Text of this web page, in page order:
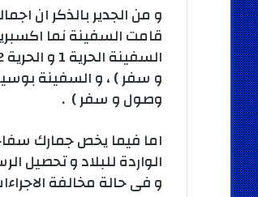
وصول و سفر ) .
اما فيما يخص جمارك
الواردة للبلاد و تحصيل
و فى حالة مخالفة